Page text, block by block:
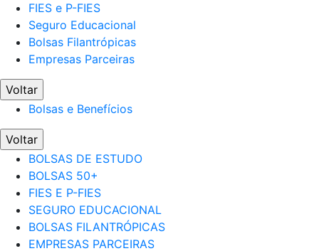
FIES e P-FIES
Seguro Educacional
Bolsas Filantrópicas
Empresas Parceiras
Voltar
Bolsas e Benefícios
Voltar
BOLSAS DE ESTUDO
BOLSAS 50+
FIES E P-FIES
SEGURO EDUCACIONAL
BOLSAS FILANTRÓPICAS
EMPRESAS PARCEIRAS